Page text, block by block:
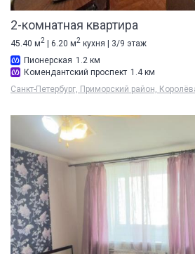
2-комнатная квартира
45.40 м2 | 6.20 м2 кухня | 3/9 этаж
Пионерская 1.2 км
Комендантский проспект 1.4 км
Санкт-Петербург, Приморский район,